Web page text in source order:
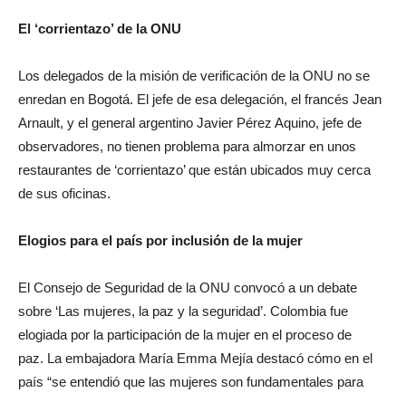
El ‘corrientazo’ de la ONU
Los delegados de la misión de verificación de la ONU no se
enredan en Bogotá. El jefe de esa delegación, el francés Jean
Arnault, y el general argentino Javier Pérez Aquino, jefe de
observadores, no tienen problema para almorzar en unos
restaurantes de ‘corrientazo’ que están ubicados muy cerca
de sus oficinas.
Elogios para el país por inclusión de la mujer
El Consejo de Seguridad de la ONU convocó a un debate
sobre ‘Las mujeres, la paz y la seguridad’. Colombia fue
elogiada por la participación de la mujer en el proceso de
paz. La embajadora María Emma Mejía destacó cómo en el
país “se entendió que las mujeres son fundamentales para